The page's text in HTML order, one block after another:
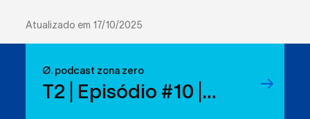
Atualizado em 17/10/2025
Ø. podcast zona zero
T2 | Episódio #10 |